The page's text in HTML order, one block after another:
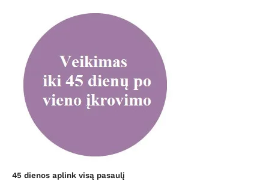
45 dienos aplink visą pasaulį